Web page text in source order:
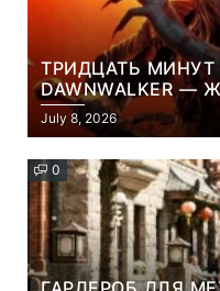
ТРИДЦАТЬ МИНУТ
DAWNWALKER
НАЧАЛО НОВОЙ
PROJEKT RED
July 8, 2026
0